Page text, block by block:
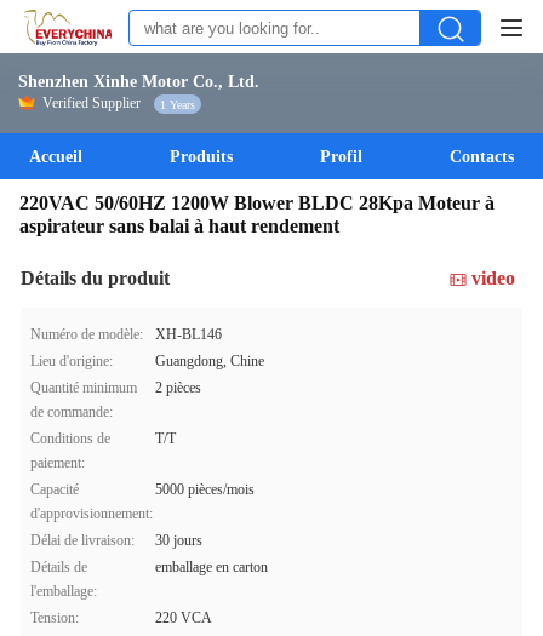
Shenzhen Xinhe Motor Co., Ltd.
Verified Supplier 1 Years
Accueil Produits Profil Contacts
220VAC 50/60HZ 1200W Blower BLDC 28Kpa Moteur à
aspirateur sans balai à haut rendement
Détails du produit video
Numéro de modèle:
XH-BL146
Lieu d'origine:
Guangdong, Chine
Quantité minimum
de commande:
2 pièces
Conditions de
paiement:
T/T
Capacité
d'approvisionnement:
5000 pièces/mois
Délai de livraison:
30 jours
Détails de
l'emballage:
emballage en carton
Tension: 220 VCA